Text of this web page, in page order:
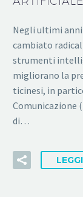
Negli ultimi
cambiato
strumenti
migliorano la
ticinesi, in
Comunicazione
di…